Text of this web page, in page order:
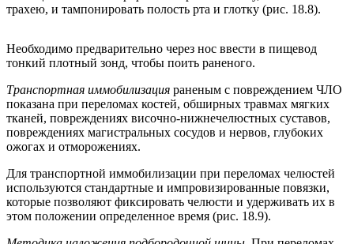
трахею, и тампонировать полость рта и глотку (рис. 18.8).
Необходимо предварительно через нос ввести в пищевод
тонкий плотный зонд, чтобы поить раненого.
Транспортная иммобилизация раненым с повреждением ЧЛО
показана при переломах костей, обширных травмах мягких
тканей, повреждениях височно-нижнечелюстных суставов,
повреждениях магистральных сосудов и нервов, глубоких
ожогах и отморожениях.
Для транспортной иммобилизации при переломах челюстей
используются стандартные и импровизированные повязки,
которые позволяют фиксировать челюсти и удерживать их в
этом положении определенное время (рис. 18.9).